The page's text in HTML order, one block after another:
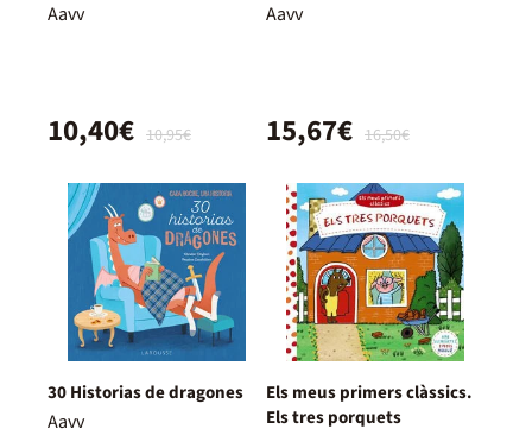
Aavv
10,95€
10,40€
Aavv
16,50€
15,67€
30 Historias de dragones
Aavv
Els meus primers clàssics.
Els tres porquets